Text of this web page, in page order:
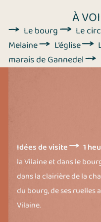
À
Le bourg
Le
Melaine
L’église
marais de Gannedel
Idées de visite 1
la Vilaine et dans le
dans la clairière de la
du bourg, de ses
Vilaine.